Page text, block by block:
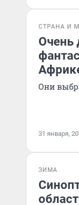
СТРАНА И
Очень
Они
31 января,
ЗИМА